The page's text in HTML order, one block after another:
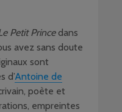
Petit Princedans
avez sans doute
sont
d’Antoine de
poète et
empreintes